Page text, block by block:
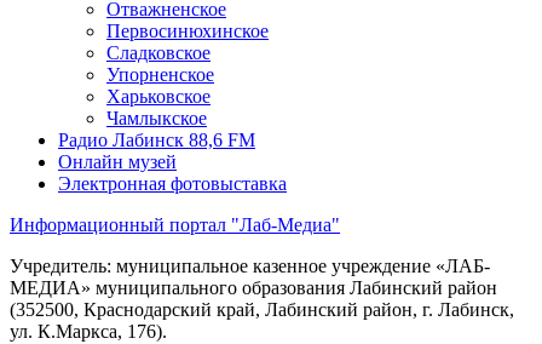
Отважненское
Первосинюхинское
Сладковское
Упорненское
Харьковское
Чамлыкское
Радио Лабинск 88,6 FM
Онлайн музей
Электронная фотовыставка
Информационный портал "Лаб-Медиа"
Учредитель: муниципальное казенное учреждение «ЛАБ-
МЕДИА» муниципального образования Лабинский район
(352500, Краснодарский край, Лабинский район, г. Лабинск,
ул. К.Маркса, 176).